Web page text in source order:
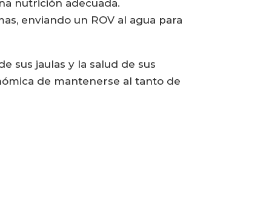
nutrición adecuada.
enviando un ROV al agua para
sus jaulas y la salud de sus
de mantenerse al tanto de